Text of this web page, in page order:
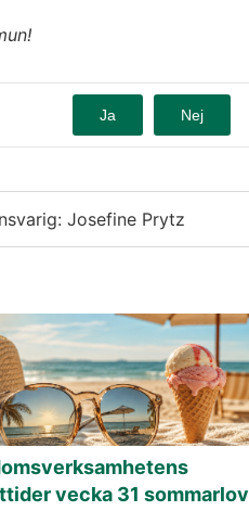
Ja Nej
Josefine Prytz
vecka 31 sommarlov